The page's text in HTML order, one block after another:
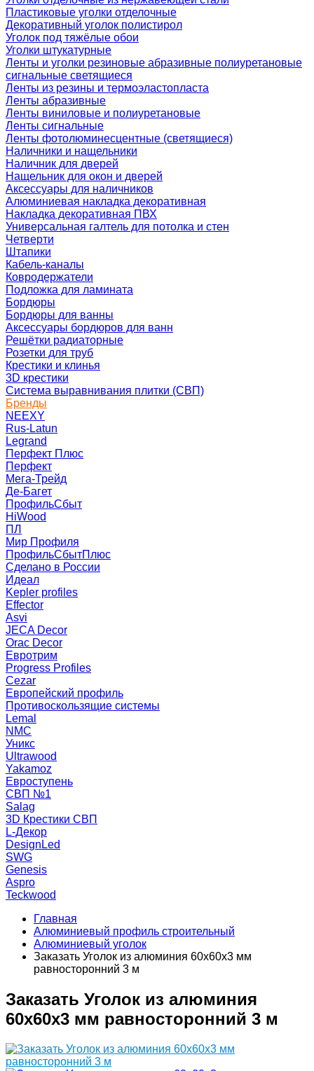
Пластиковые уголки отделочные
Декоративный уголок полистирол
Уголок под тяжёлые обои
Уголки штукатурные
Ленты и уголки резиновые абразивные полиуретановые
сигнальные светящиеся
Ленты из резины и термоэластопласта
Ленты абразивные
Ленты виниловые и полиуретановые
Ленты сигнальные
Ленты фотолюминесцентные (светящиеся)
Наличники и нащельники
Наличник для дверей
Нащельник для окон и дверей
Аксессуары для наличников
Алюминиевая накладка декоративная
Накладка декоративная ПВХ
Универсальная галтель для потолка и стен
Четверти
Штапики
Кабель-каналы
Ковродержатели
Подложка для ламината
Бордюры
Бордюры для ванны
Аксессуары бордюров для ванн
Решётки радиаторные
Розетки для труб
Крестики и клинья
3D крестики
Система выравнивания плитки (СВП)
Бренды
NEEXY
Rus-Latun
Legrand
Перфект Плюс
Перфект
Мега-Трейд
Де-Багет
ПрофильСбыт
HiWood
ПЛ
Мир Профиля
ПрофильСбытПлюс
Сделано в России
Идеал
Kepler profiles
Effector
Asvi
JECA Decor
Orac Decor
Евротрим
Progress Profiles
Cezar
Европейский профиль
Противоскользящие системы
Lemal
NMC
Уникс
Ultrawood
Yakamoz
Евроступень
СВП №1
Salag
3D Крестики СВП
L-Декор
DesignLed
SWG
Genesis
Aspro
Teckwood
Главная
Алюминиевый профиль строительный
Алюминиевый уголок
Заказать Уголок из алюминия 60х60х3 мм
равносторонний 3 м
Заказать Уголок из алюминия
60х60х3 мм равносторонний 3 м